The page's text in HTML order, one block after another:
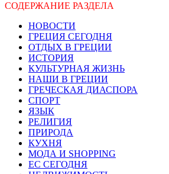
СОДЕРЖАНИЕ РАЗДЕЛА
НОВОСТИ
ГРЕЦИЯ СЕГОДНЯ
ОТДЫХ В ГРЕЦИИ
ИСТОРИЯ
КУЛЬТУРНАЯ ЖИЗНЬ
НАШИ В ГРЕЦИИ
ГРЕЧЕСКАЯ ДИАСПОРА
СПОРТ
ЯЗЫК
РЕЛИГИЯ
ПРИРОДА
КУХНЯ
МОДА И SHOPPING
ЕС СЕГОДНЯ